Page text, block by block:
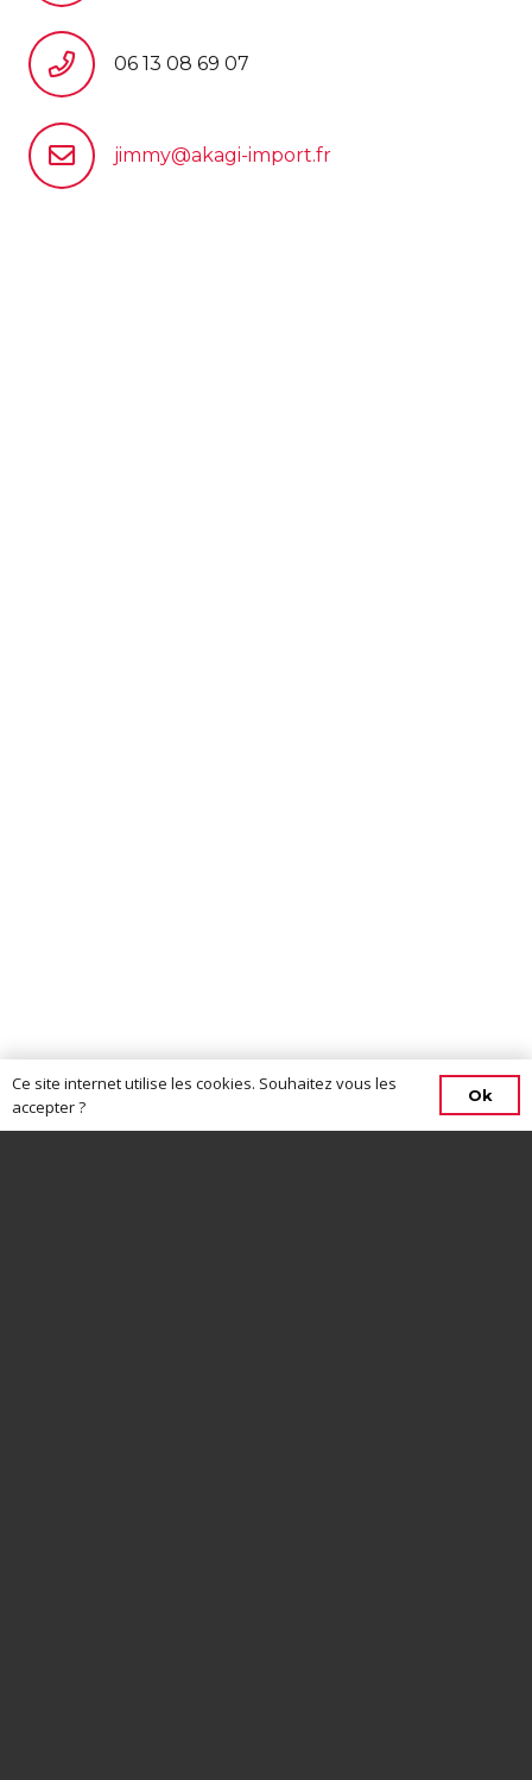
06 13 08 69 07
jimmy@akagi-import.fr
Ce site internet utilise les cookies. Souhaitez vous les
accepter ?
Ok